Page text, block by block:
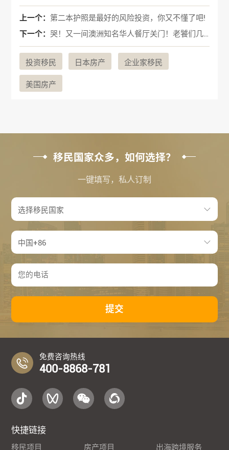
上一个： 第二本护照是最好的风险投资，你又不懂了吧!
下一个：
哭！又一间澳洲知名华人餐厅关门！老饕们几十年的回忆...
投资移民 日本房产 企业家移民
美国房产
移民国家众多，如何选择？
一键填写，私人订制
提交
免费咨询热线
400-8868-781
快捷链接
移民项目 房产项目 出海跨境服务